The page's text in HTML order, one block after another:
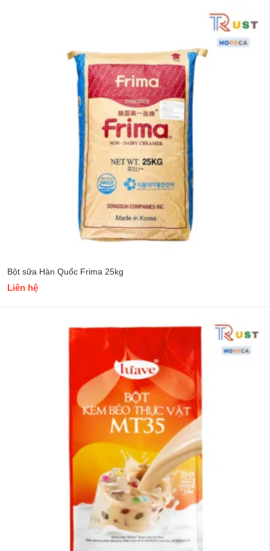
Bột sữa Hàn Quốc Frima 25kg
Liên hệ